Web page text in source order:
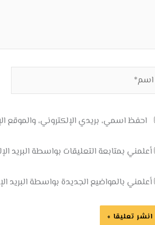
اسم*
احفظ اسمي، بريدي الإلكتروني، والموقع
أعلمني بمتابعة التعليقات بواسطة البريد
أعلمني بالمواضيع الجديدة بواسطة البريد